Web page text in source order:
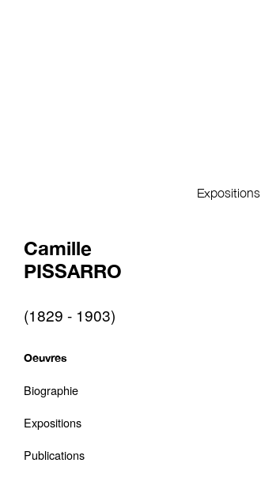
Expositions
Camille
PISSARRO
(1829 - 1903)
Oeuvres
Biographie
Expositions
Publications